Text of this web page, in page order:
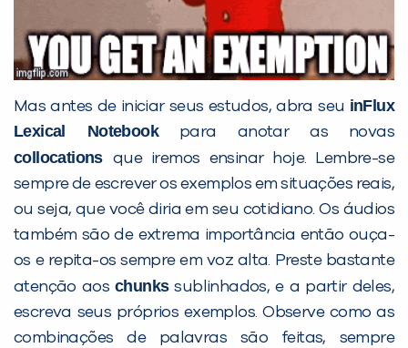
Mas antes de iniciar seus estudos, abra seu inFlux
Lexical Notebookpara anotar as novas
collocations
que iremos ensinar hoje. Lembre-se
sempre de escrever os exemplos em situações reais,
ou seja, que você diria em seu cotidiano. Os áudios
também são de extrema importância então ouça-
os e repita-os sempre em voz alta. Preste bastante
atenção aoschunkssublinhados, e a partir deles,
escreva seus próprios exemplos. Observe como as
combinações de palavras são feitas, sempre
Preencha com seus dados abaixo e
já vamos te colocar em contato
com a: